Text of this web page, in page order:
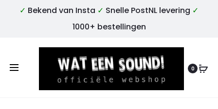
✓ Bekend van Insta ✓ Snelle PostNL levering ✓
1000+ bestellingen
0